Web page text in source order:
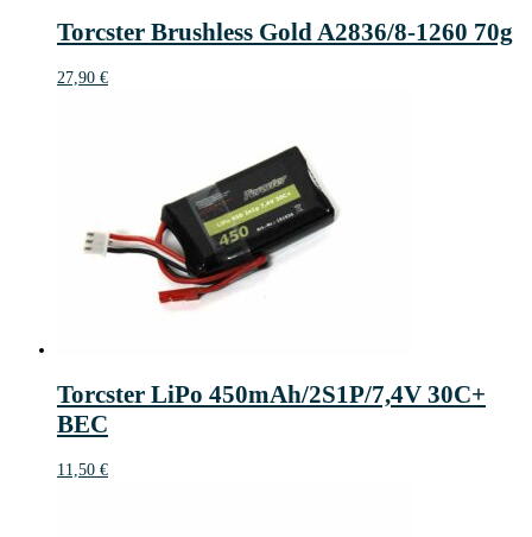
Torcster Brushless Gold A2836/8-1260 70g
27,90 €
Torcster LiPo 450mAh/2S1P/7,4V 30C+
BEC
11,50 €